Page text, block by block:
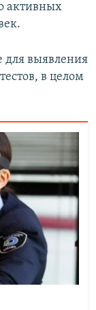
активных
для выявления
в целом